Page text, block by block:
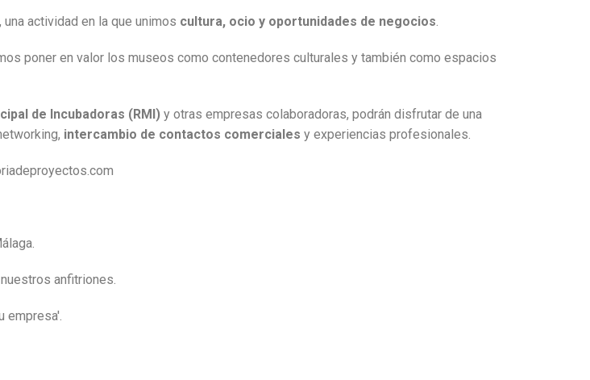
, una actividad en la que unimos cultura, ocio y oportunidades de negocios.
poner en valor los museos como contenedores culturales y también como espacios
de Incubadoras (RMI) y otras empresas colaboradoras, podrán disfrutar de una
intercambio de contactos comerciales y experiencias profesionales.
anfitriones.
empresa'.